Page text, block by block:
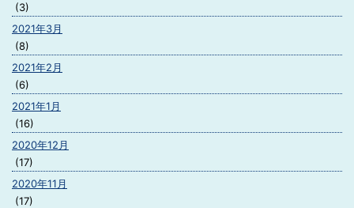
(3)
2021年3月
(8)
2021年2月
(6)
2021年1月
(16)
2020年12月
(17)
2020年11月
(17)